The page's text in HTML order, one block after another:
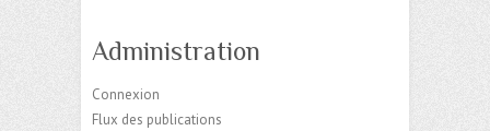
Administration
Connexion
Flux des publications